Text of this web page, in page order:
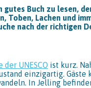
Buch zu lesen,
Toben, Lachen und
nach der richtigen
UNESCO ist kurz.
einzigartig.
In Jelling